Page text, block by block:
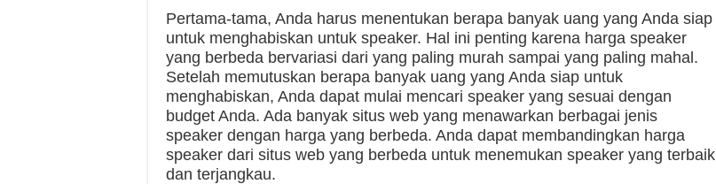
Pertama-tama, Anda harus menentukan berapa banyak uang yang Anda siap
untuk menghabiskan untuk speaker. Hal ini penting karena harga speaker
yang berbeda bervariasi dari yang paling murah sampai yang paling mahal.
Setelah memutuskan berapa banyak uang yang Anda siap untuk
menghabiskan, Anda dapat mulai mencari speaker yang sesuai dengan
budget Anda. Ada banyak situs web yang menawarkan berbagai jenis
speaker dengan harga yang berbeda. Anda dapat membandingkan harga
speaker dari situs web yang berbeda untuk menemukan speaker yang terbaik
dan terjangkau.